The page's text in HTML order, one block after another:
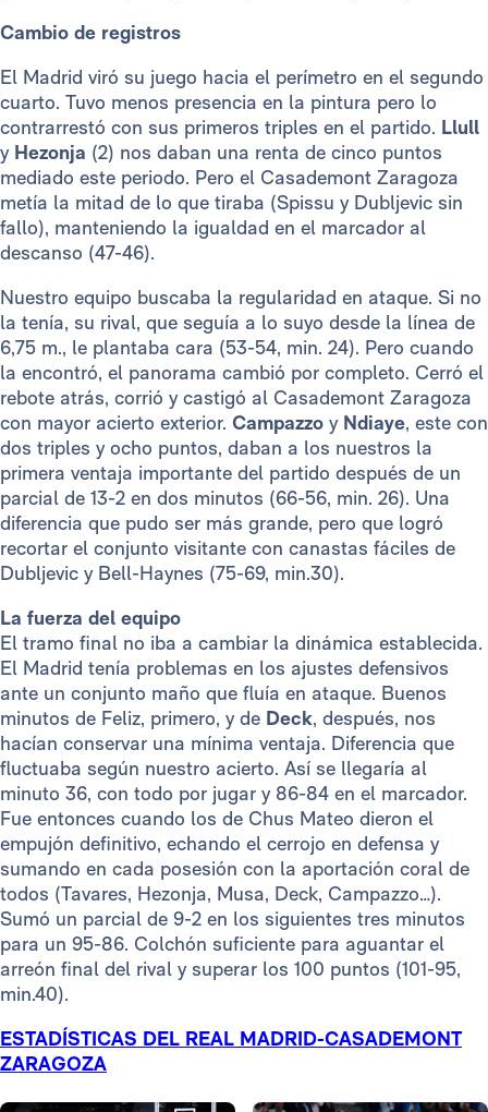
Cambio de registros
El Madrid viró su juego hacia el perímetro en el segundo
cuarto. Tuvo menos presencia en la pintura pero lo
contrarrestó con sus primeros triples en el partido. Llull
y Hezonja (2) nos daban una renta de cinco puntos
mediado este periodo. Pero el Casademont Zaragoza
metía la mitad de lo que tiraba (Spissu y Dubljevic sin
fallo), manteniendo la igualdad en el marcador al
descanso (47-46).
Nuestro equipo buscaba la regularidad en ataque. Si no
la tenía, su rival, que seguía a lo suyo desde la línea de
6,75 m., le plantaba cara (53-54, min. 24). Pero cuando
la encontró, el panorama cambió por completo. Cerró el
rebote atrás, corrió y castigó al Casademont Zaragoza
con mayor acierto exterior. Campazzo y Ndiaye, este con
dos triples y ocho puntos, daban a los nuestros la
primera ventaja importante del partido después de un
parcial de 13-2 en dos minutos (66-56, min. 26). Una
diferencia que pudo ser más grande, pero que logró
recortar el conjunto visitante con canastas fáciles de
Dubljevic y Bell-Haynes (75-69, min.30).
La fuerza del equipo
El tramo final no iba a cambiar la dinámica establecida.
El Madrid tenía problemas en los ajustes defensivos
ante un conjunto maño que fluía en ataque. Buenos
minutos de Feliz, primero, y de Deck, después, nos
hacían conservar una mínima ventaja. Diferencia que
fluctuaba según nuestro acierto. Así se llegaría al
minuto 36, con todo por jugar y 86-84 en el marcador.
Fue entonces cuando los de Chus Mateo dieron el
empujón definitivo, echando el cerrojo en defensa y
sumando en cada posesión con la aportación coral de
todos (Tavares, Hezonja, Musa, Deck, Campazzo…).
Sumó un parcial de 9-2 en los siguientes tres minutos
para un 95-86. Colchón suficiente para aguantar el
arreón final del rival y superar los 100 puntos (101-95,
min.40).
ESTADÍSTICAS DEL REAL MADRID-CASADEMONT
ZARAGOZA